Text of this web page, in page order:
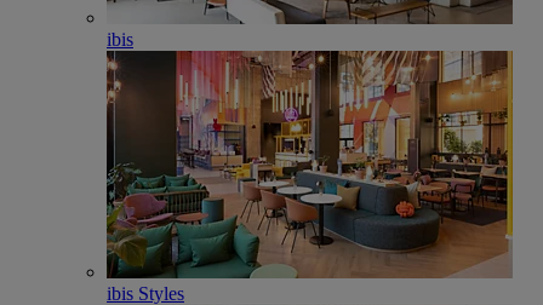
ibis
ibis Styles